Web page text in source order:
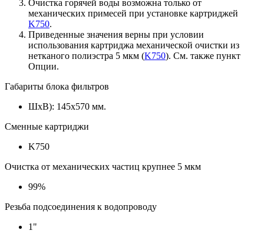
Очистка горячей воды возможна только от
механических примесей при установке картриджей
K750.
Приведенные значения верны при условии
использования картриджа механической очистки из
нетканого полиэстра 5 мкм (K750). См. также пункт
Опции.
Габариты блока фильтров
ШxВ): 145x570 мм.
Сменные картриджи
K750
Очистка от механических частиц крупнее 5 мкм
99%
Резьба подсоединения к водопроводу
1"